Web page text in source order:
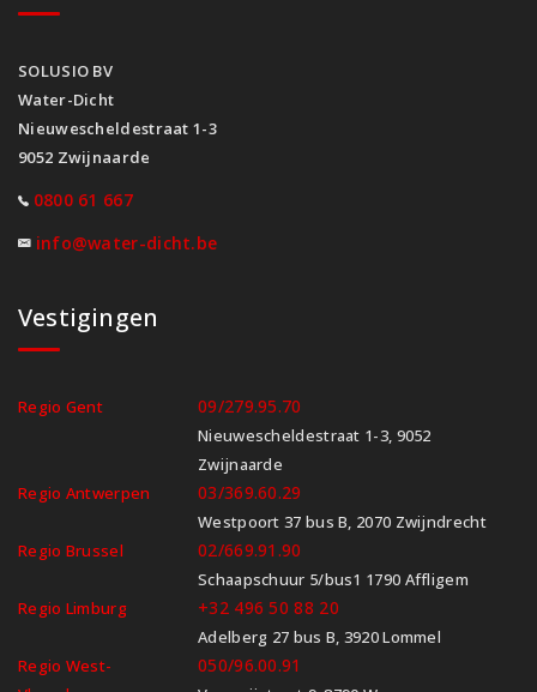
SOLUSIO BV
Water-Dicht
Nieuwescheldestraat 1-3
9052 Zwijnaarde
0800 61 667
info@water-dicht.be
Vestigingen
Regio Gent 09/279.95.70
Nieuwescheldestraat 1-3, 9052
Zwijnaarde
Regio Antwerpen
03/369.60.29
Westpoort 37 bus B, 2070 Zwijndrecht
Regio Brussel
02/669.91.90
Schaapschuur 5/bus1 1790 Affligem
Regio Limburg
+32 496 50 88 20
Adelberg 27 bus B, 3920 Lommel
Regio West-
050/96.00.91